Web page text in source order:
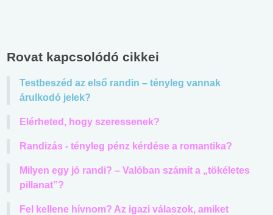
Rovat kapcsolódó cikkei
Testbeszéd az első randin – tényleg vannak
árulkodó jelek?
Elérheted, hogy szeressenek?
Randizás - tényleg pénz kérdése a romantika?
Milyen egy jó randi? – Valóban számít a „tökéletes
pillanat”?
Fel kellene hívnom? Az igazi válaszok, amiket